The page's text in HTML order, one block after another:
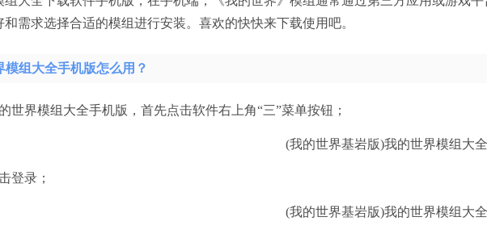
和需求选择合适的模组进行安装。喜欢的快快来下载使用吧。
模组大全手机版怎么用？
世界模组大全手机版，首先点击软件右上角“三”菜单按钮；
登录；